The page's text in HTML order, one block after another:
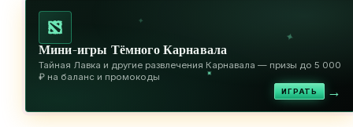
✦
✦
✦
Мини-игры Тёмного Карнавала
Тайная Лавка и другие развлечения Карнавала — призы до 5 000
₽ на баланс и промокоды
ИГРАТЬ →